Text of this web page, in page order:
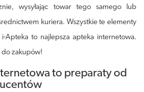
wysyłając towar tego samego lub
kuriera. Wszystkie te elementy
i-Apteka to najlepsza apteka internetowa.
do zakupów!
to preparaty od